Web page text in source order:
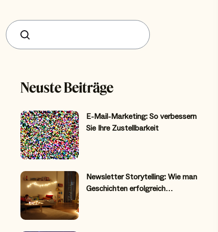
Suchen
Neuste Beiträge
E-Mail-Marketing: So verbessern
Sie Ihre Zustellbarkeit
Newsletter Storytelling: Wie man
Geschichten erfolgreich…